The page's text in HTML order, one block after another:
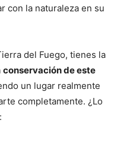
con la naturaleza en su
del Fuego, tienes la
conservación de este
un lugar realmente
completamente. ¿Lo